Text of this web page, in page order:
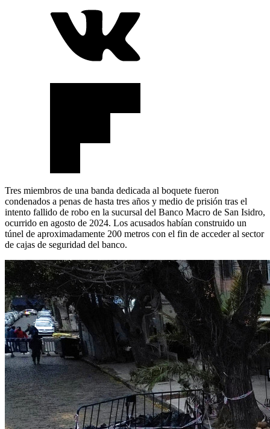
Tres miembros de una banda dedicada al boquete fueron
condenados a penas de hasta tres años y medio de prisión tras el
intento fallido de robo en la sucursal del Banco Macro de San Isidro,
ocurrido en agosto de 2024. Los acusados habían construido un
túnel de aproximadamente 200 metros con el fin de acceder al sector
de cajas de seguridad del banco.